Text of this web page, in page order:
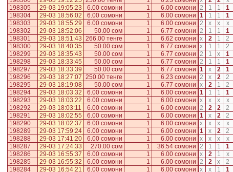
198305
29-03 19:05:23 6.00 сомони 1 6.00 сомони 2 1 1 1
198304
29-03 18:56:02 6.00 сомони 1 6.00 сомони 1 1 1 1
198303
29-03 18:55:29 6.00 сомони 1 6.00 сомони 2 x x x
198302
29-03 18:52:06 50.00 сом 1 6.77 сомони 2 1 1 1
198301
29-03 18:51:43 266.00 тенге 1 6.62 сомони x 2 1 2
198300
29-03 18:40:35 50.00 сом 1 6.77 сомони x 1 1 2
198299
29-03 18:35:43 50.00 сом 1 6.77 сомони 2 1 x 1
198298
29-03 18:33:45 50.00 сом 1 6.77 сомони 2 1 1 1
198297
29-03 18:33:39 50.00 сом 1 6.77 сомони 1 x 2 1
198296
29-03 18:27:07 250.00 тенге 1 6.23 сомони 2 x 2 2
198295
29-03 18:19:08 50.00 сом 1 6.77 сомони x 2 1 2
198294
29-03 18:03:32 6.00 сомони 1 6.00 сомони 1 1 1 1
198293
29-03 18:03:22 6.00 сомони 1 6.00 сомони x x x x
198292
29-03 18:03:11 6.00 сомони 1 6.00 сомони 2 2 2 2
198291
29-03 18:02:55 6.00 сомони 1 6.00 сомони 1 x 2 2
198290
29-03 18:02:37 6.00 сомони 1 6.00 сомони x x x x
198289
29-03 17:59:24 6.00 сомони 1 6.00 сомони 1 x 2 2
198288
29-03 17:41:20 6.00 сомони 1 6.00 сомони x x x x
198287
29-03 17:24:33 270.00 сом 1 36.54 сомони 2 1 1 1
198286
29-03 16:55:37 6.00 сомони 1 6.00 сомони x 2 1 x
198285
29-03 16:55:32 6.00 сомони 1 6.00 сомони 2 2 x 2
198284
29-03 16:54:21 6.00 сомони 1 6.00 сомони x x 1 1